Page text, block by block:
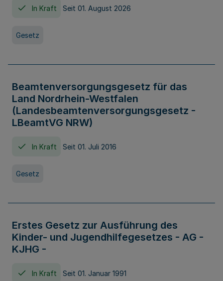
In Kraft Seit 01. August 2026
Gesetz
Beamtenversorgungsgesetz für das
Land Nordrhein-Westfalen
(Landesbeamtenversorgungsgesetz -
LBeamtVG NRW)
In Kraft Seit 01. Juli 2016
Gesetz
Erstes Gesetz zur Ausführung des
Kinder- und Jugendhilfegesetzes - AG -
KJHG -
In Kraft Seit 01. Januar 1991